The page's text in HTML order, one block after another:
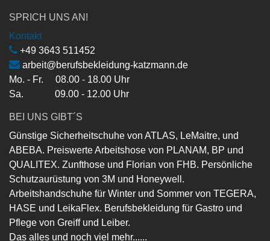
SPRICH UNS AN!
Kontakt
+49 3643 511452
arbeit@berufsbekleidung-katzmann.de
Mo. - Fr. 08.00 - 18.00 Uhr
Sa. 09.00 - 12.00 Uhr
BEI UNS GIBT´S
Günstige Sicherheitschuhe von ATLAS, LeMaitre, und
ABEBA. Preiswerte Arbeitshose von PLANAM, BP und
QUALITEX. Zunfthose und Florian von FHB. Persönliche
Schutzaurüstung von 3M und Honeywell.
Arbeitshandschuhe für Winter und Sommer von TEGERA,
HASE und LeikaFlex. Berufsbekleidung für Gastro und
Pflege von Greiff und Leiber.
Das alles und noch viel mehr......